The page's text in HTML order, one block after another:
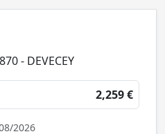
- DEVECEY
2,259 €
2026